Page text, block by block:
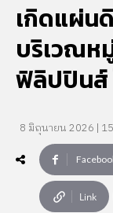
เกิดแผ่น
บริเวณห
ฟิลิปปินส์
8 มิถุนายน 2026 |
Link